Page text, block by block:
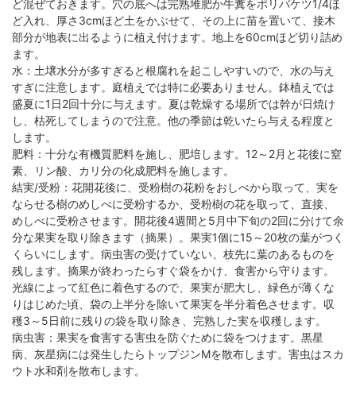
ど混ぜておきます。穴の底へは完熟堆肥か牛糞をポリバケツ1/4ほ
ど入れ、厚さ3cmほど土をかぶせて、その上に苗を置いて、接木
部分が地表に出るように植え付けます。地上を60cmほど切り詰め
ます。
水：土壌水分が多すぎると根腐れを起こしやすいので、水の与え
すぎに注意します。庭植えでは特に必要ありません。鉢植えでは
盛夏に1日2回十分に与えます。夏は乾燥する場所では幹が日焼け
し、枯死してしまうので注意。他の季節は乾いたら与える程度と
します。
肥料：十分な有機質肥料を施し、肥培します。12～2月と花後に窒
素、リン酸、カリ分の化成肥料を施します。
結実/受粉：花開花後に、受粉樹の花粉をおしべから取って、実を
ならせる樹のめしべに受粉するか、受粉樹の花を取って、直接、
めしべに受粉させます。開花後4週間と5月中下旬の2回に分けて余
分な果実を取り除きます（摘果）。果実1個に15～20枚の葉がつく
くらいにします。病虫害の受けていない、枝先に葉のあるものを
残します。摘果が終わったらすぐ袋をかけ、食害から守ります。
光線によって紅色に着色するので、果実が肥大し、緑色が薄くな
りはじめた頃、袋の上半分を除いて果実を半分着色させます。収
穫3～5日前に残りの袋を取り除き、完熟した実を収穫します。
病虫害：果実を食害する害虫を防ぐために袋をつけます。黒星
病、灰星病には発生したらトップジンMを散布します。害虫はスカ
ウト水和剤を散布します。